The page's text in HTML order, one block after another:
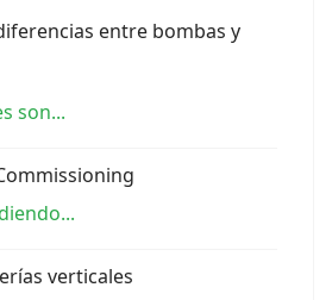
entre bombas y
son...
verticales